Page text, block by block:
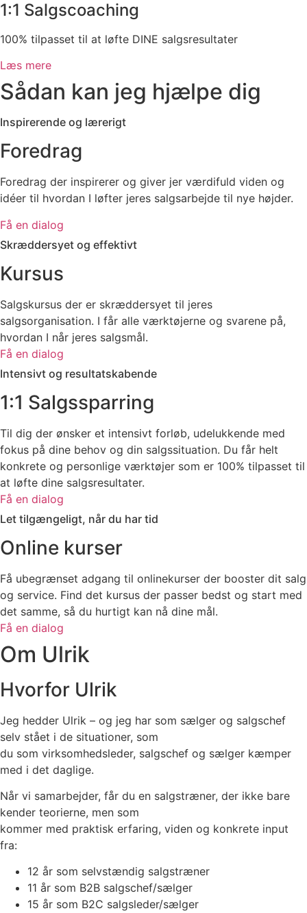
1:1 Salgscoaching
100% tilpasset til at løfte DINE salgsresultater
Læs mere
Sådan kan jeg hjælpe dig
Inspirerende og lærerigt
Foredrag
Foredrag der inspirerer og giver jer værdifuld viden og
idéer til hvordan I løfter jeres salgsarbejde til nye højder.
Få en dialog
Skræddersyet og effektivt
Kursus
Salgskursus der er skræddersyet til jeres
salgsorganisation. I får alle værktøjerne og svarene på,
hvordan I når jeres salgsmål.
Få en dialog
Intensivt og resultatskabende
1:1 Salgssparring
Til dig der ønsker et intensivt forløb, udelukkende med
fokus på dine behov og din salgssituation. Du får helt
konkrete og personlige værktøjer som er 100% tilpasset til
at løfte dine salgsresultater.
Få en dialog
Let tilgængeligt, når du har tid
Online kurser
Få ubegrænset adgang til onlinekurser der booster dit salg
og service. Find det kursus der passer bedst og start med
det samme, så du hurtigt kan nå dine mål.
Få en dialog
Om Ulrik
Hvorfor Ulrik
Jeg hedder Ulrik – og jeg har som sælger og salgschef
selv stået i de situationer, som
du som virksomhedsleder, salgschef og sælger kæmper
med i det daglige.
Når vi samarbejder, får du en salgstræner, der ikke bare
kender teorierne, men som
kommer med praktisk erfaring, viden og konkrete input
fra:
12 år som selvstændig salgstræner
11 år som B2B salgschef/sælger
15 år som B2C salgsleder/sælger